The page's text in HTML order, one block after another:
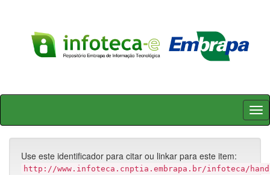
Skip
Use este identificador para citar ou linkar para este item:
http://www.infoteca.cnptia.embrapa.br/infoteca/